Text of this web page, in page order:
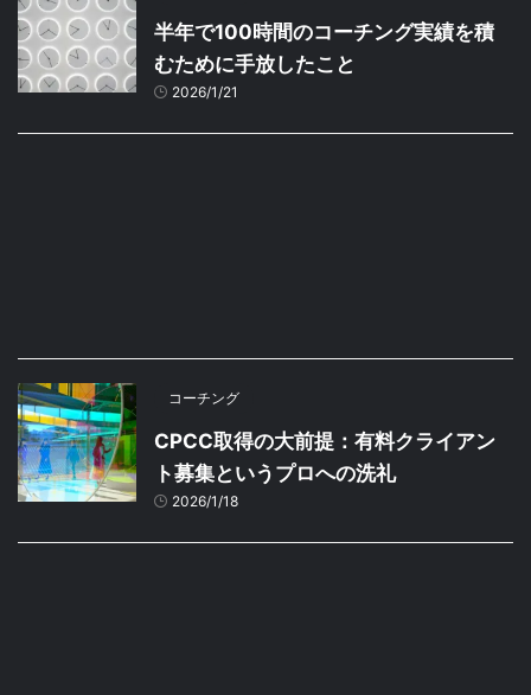
半年で100時間のコーチング実績を積
むために手放したこと
2026/1/21
コーチング
CPCC取得の大前提：有料クライアン
ト募集というプロへの洗礼
2026/1/18